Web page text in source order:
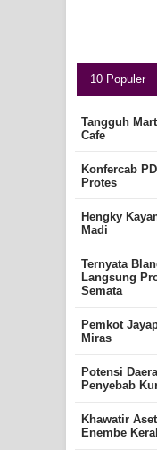
10 Populer
Tangguh
Cafe
Konfercab
Protes
Hengky
Madi
Ternyata
Langsung
Semata
Pemkot
Miras
Potensi
Penyebab
Khawatir
Enembe